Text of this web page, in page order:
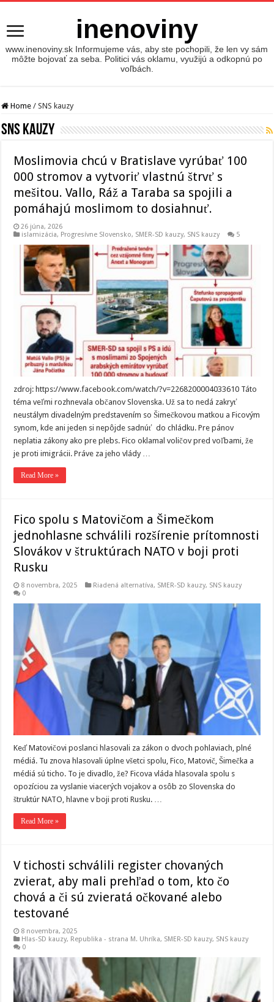
inenoviny
www.inenoviny.sk Informujeme vás, aby ste pochopili, že len vy sám
môžte bojovať za seba. Politici vás oklamu, využijú a odkopnú po
voľbách.
Home / SNS kauzy
SNS kauzy
Moslimovia chcú v Bratislave vyrúbať 100
000 stromov a vytvoriť vlastnú štrvť s
mešitou. Vallo, Ráž a Taraba sa spojili a
pomáhajú moslimom to dosiahnuť.
26 júna, 2026
islamizácia, Progresívne Slovensko, SMER-SD kauzy, SNS kauzy 5
zdroj: https://www.facebook.com/watch/?v=2268200004033610 Táto
téma veľmi rozhnevala občanov Slovenska. Už sa to nedá zakryť
neustálym divadelným predstavením so Šimečkovou matkou a Ficovým
synom, kde ani jeden si nepôjde sadnúť do chládku. Pre pánov
neplatia zákony ako pre plebs. Fico oklamal voličov pred voľbami, že
je proti imigrácii. Práve za jeho vlády …
Read More »
Fico spolu s Matovičom a Šimečkom
jednohlasne schválili rozšírenie prítomnosti
Slovákov v štruktúrach NATO v boji proti
Rusku
8 novembra, 2025 Riadená alternatíva, SMER-SD kauzy, SNS kauzy
0
Keď Matovičovi poslanci hlasovali za zákon o dvoch pohlaviach, plné
médiá. Tu znova hlasovali úplne všetci spolu, Fico, Matovič, Šimečka a
médiá sú ticho. To je divadlo, že? Ficova vláda hlasovala spolu s
opozíciou za vyslanie viacerých vojakov a osôb zo Slovenska do
štruktúr NATO, hlavne v boji proti Rusku. …
Read More »
V tichosti schválili register chovaných
zvierat, aby mali prehľad o tom, kto čo
chová a či sú zvieratá očkované alebo
testované
8 novembra, 2025
Hlas-SD kauzy, Republika - strana M. Uhríka, SMER-SD kauzy, SNS kauzy
0